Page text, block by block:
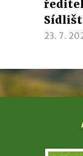
23. 7.